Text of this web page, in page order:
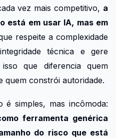
vez mais competitivo, a
está em usar IA, mas em
respeite a complexidade
técnica e gere
que diferencia quem
quem constrói autoridade.
é simples, mas incômoda:
ferramenta genérica
do risco que está